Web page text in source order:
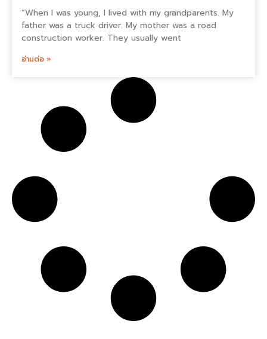
“When I was young, I lived with my grandparents. My
father was a truck driver. My mother was a road
construction worker. They usually went
อ่านต่อ »